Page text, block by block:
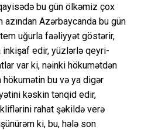
bu gün ölkəmiz çox
Azərbaycanda bu gün
uğurla faəliyyət göstərir,
edir, yüzlərlə qeyri-
var ki, nəinki hökumətdən
hökumətin bu və ya digər
kəskin tənqid edir,
rahat şəkildə verə
ki, bu, hələ son